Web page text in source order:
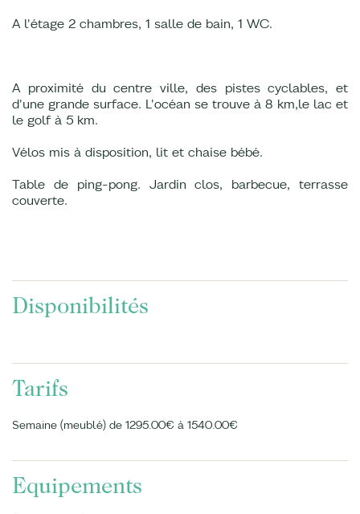
A l'étage 2 chambres, 1 salle de bain, 1 WC.
A proximité du centre ville, des pistes cyclables, et
d'une grande surface. L'océan se trouve à 8 km,le lac et
le golf à 5 km.
Vélos mis à disposition, lit et chaise bébé.
Table de ping-pong. Jardin clos, barbecue, terrasse
couverte.
Disponibilités
Tarifs
Semaine (meublé) de 1295.00€ à 1540.00€
Equipements